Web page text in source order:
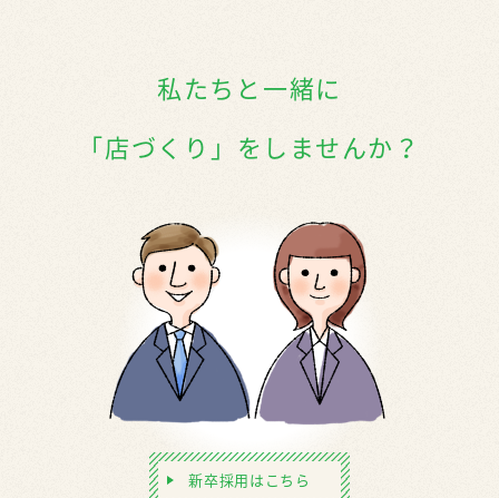
私たちと一緒に
「店づくり」をしませんか？
新卒採用はこちら